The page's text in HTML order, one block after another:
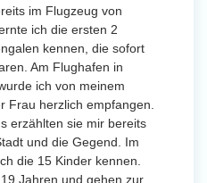
im Flugzeug von
ich die ersten 2
kennen, die sofort
Am Flughafen in
ich von meinem
Frau herzlich empfangen.
erzählten sie mir bereits
und die Gegend. Im
die 15 Kinder kennen.
Jahren und gehen zur